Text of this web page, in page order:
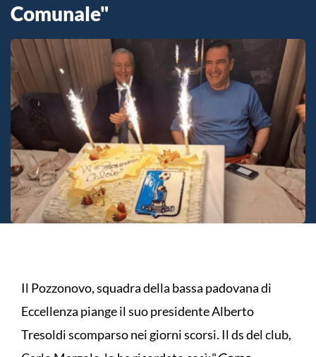
Comunale"
Il Pozzonovo, squadra della bassa padovana di
Eccellenza piange il suo presidente Alberto
Tresoldi scomparso nei giorni scorsi. Il ds del club,